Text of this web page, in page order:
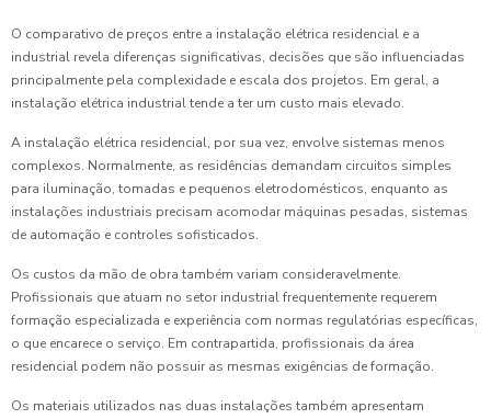
O comparativo de preços entre a instalação elétrica residencial e a
industrial revela diferenças significativas, decisões que são influenciadas
principalmente pela complexidade e escala dos projetos. Em geral, a
instalação elétrica industrial tende a ter um custo mais elevado.
A instalação elétrica residencial, por sua vez, envolve sistemas menos
complexos. Normalmente, as residências demandam circuitos simples
para iluminação, tomadas e pequenos eletrodomésticos, enquanto as
instalações industriais precisam acomodar máquinas pesadas, sistemas
de automação e controles sofisticados.
Os custos da mão de obra também variam consideravelmente.
Profissionais que atuam no setor industrial frequentemente requerem
formação especializada e experiência com normas regulatórias específicas,
o que encarece o serviço. Em contrapartida, profissionais da área
residencial podem não possuir as mesmas exigências de formação.
Os materiais utilizados nas duas instalações também apresentam